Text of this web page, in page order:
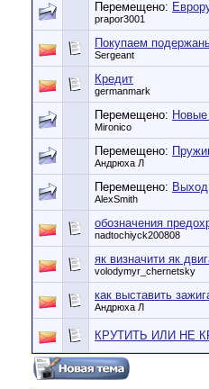
Перемещено:
prapor3001
Покупаем
Sergeant
Кредит
germanmark
Перемещено: Новые
Mironico
Перемещено:
Андрюха Л
Перемещено: Выход
AlexSmith
обозначения
nadtochiyck200808
як визначити як
volodymyr_chernetsky
как выставить
Андрюха Л
КРУТИТЬ ИЛИ НЕ